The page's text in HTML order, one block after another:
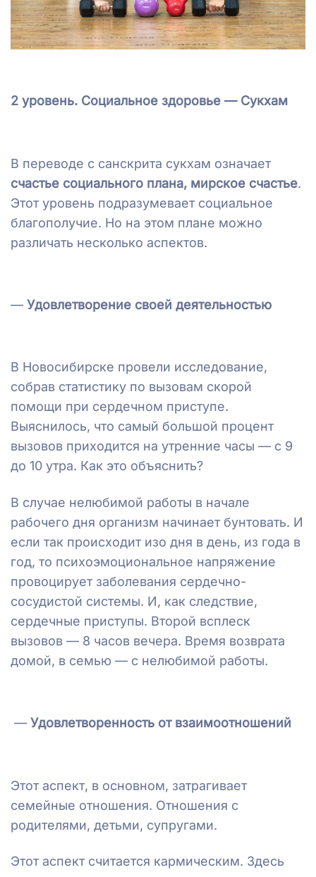
2 уровень. Социальное здоровье — Сукхам
В переводе с санскрита сукхам означает
счастье социального плана, мирское счастье.
Этот уровень подразумевает социальное
благополучие. Но на этом плане можно
различать несколько аспектов.
— Удовлетворение своей деятельностью
В Новосибирске провели исследование,
собрав статистику по вызовам скорой
помощи при сердечном приступе.
Выяснилось, что самый большой процент
вызовов приходится на утренние часы — с 9
до 10 утра. Как это объяснить?
В случае нелюбимой работы в начале
рабочего дня организм начинает бунтовать. И
если так происходит изо дня в день, из года в
год, то психоэмоциональное напряжение
провоцирует заболевания сердечно-
сосудистой системы. И, как следствие,
сердечные приступы. Второй всплеск
вызовов — 8 часов вечера. Время возврата
домой, в семью — с нелюбимой работы.
— Удовлетворенность от взаимоотношений
Этот аспект, в основном, затрагивает
семейные отношения. Отношения с
родителями, детьми, супругами.
Этот аспект считается кармическим. Здесь